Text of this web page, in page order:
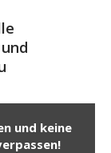
und keine